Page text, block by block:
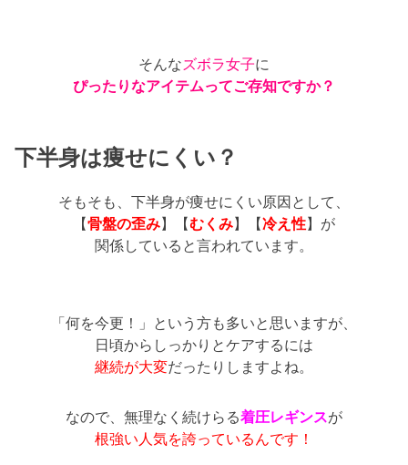
そんなズボラ女子に
ぴったりなアイテムってご存知ですか？
下半身は痩せにくい？
そもそも、下半身が痩せにくい原因として、
【骨盤の歪み】【むくみ】【冷え性】が
関係していると言われています。
「何を今更！」という方も多いと思いますが、
日頃からしっかりとケアするには
継続が大変だったりしますよね。
なので、無理なく続けらる着圧レギンスが
根強い人気を誇っているんです！